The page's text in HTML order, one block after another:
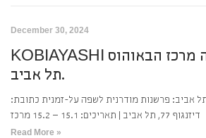
December 30, 2024
KOBIAYASHI קוביאשי תערוכה מרכז הבאוהוס
תל אביב.
אביב: פרשנות מודרנית לשפה על-זמנית כתובת:
דיזנגוף 77, תל אביב | תאריכים: 15.1 – 15.2 מרכז
Read More »